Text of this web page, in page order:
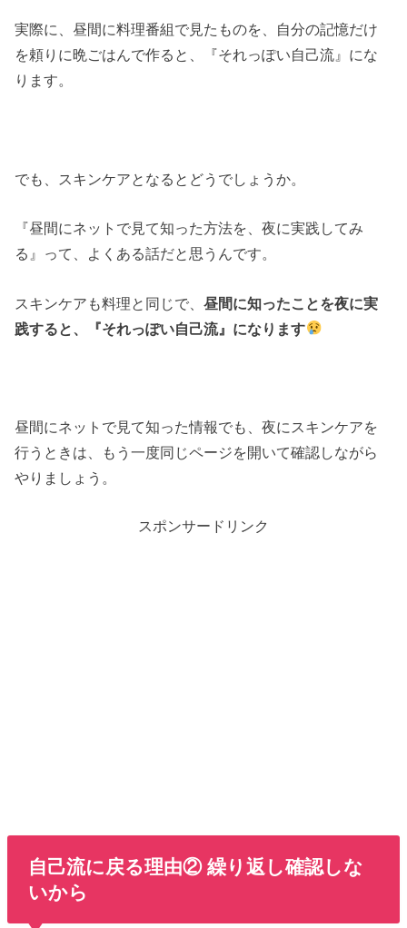
実際に、昼間に料理番組で見たものを、自分の記憶だけ
を頼りに晩ごはんで作ると、『それっぽい自己流』にな
ります。
でも、スキンケアとなるとどうでしょうか。
『昼間にネットで見て知った方法を、夜に実践してみ
る』って、よくある話だと思うんです。
スキンケアも料理と同じで、昼間に知ったことを夜に実
践すると、『それっぽい自己流』になります
昼間にネットで見て知った情報でも、夜にスキンケアを
行うときは、もう一度同じページを開いて確認しながら
やりましょう。
スポンサードリンク
自己流に戻る理由② 繰り返し確認しな
いから